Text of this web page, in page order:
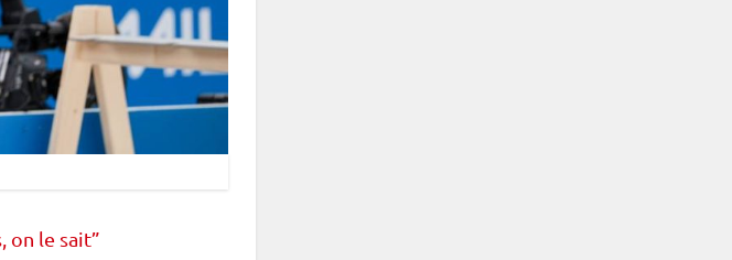
on le sait”